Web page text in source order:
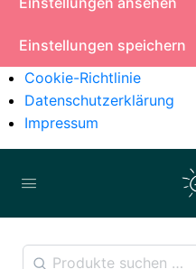
Einstellungen speichern
Cookie-Richtlinie
Datenschutzerklärung
Impressum